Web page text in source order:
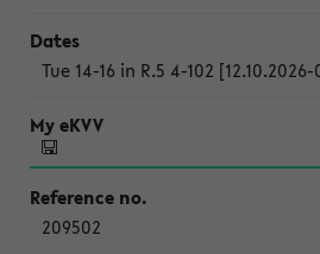
Tue 14-16 in R.5 4-102
209502